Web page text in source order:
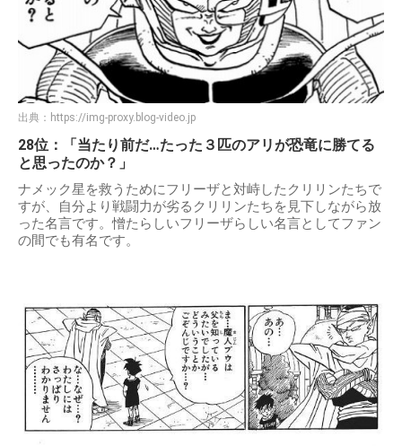
出典： https://img-proxy.blog-video.jp
28位：「当たり前だ…たった３匹のアリが恐竜に勝てる
と思ったのか？」
ナメック星を救うためにフリーザと対峙したクリリンたちで
すが、自分より戦闘力が劣るクリリンたちを見下しながら放
った名言です。憎たらしいフリーザらしい名言としてファン
の間でも有名です。